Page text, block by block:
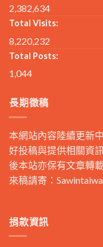
2,382,634
Total Visits:
8,220,232
Total Posts:
1,044
長期徵稿
本網站內容陸續更新
好投稿與提供相關資
後本站亦保有文章轉
來稿請寄：
捐款資訊